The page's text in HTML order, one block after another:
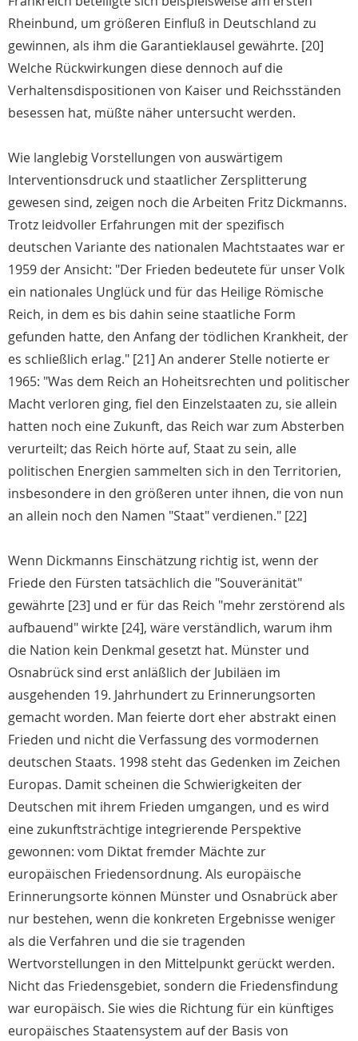
Rheinbund, um größeren Einfluß in Deutschland zu
gewinnen, als ihm die Garantieklausel gewährte. [20]
Welche Rückwirkungen diese dennoch auf die
Verhaltensdispositionen von Kaiser und Reichsständen
besessen hat, müßte näher untersucht werden.
Wie langlebig Vorstellungen von auswärtigem
Interventionsdruck und staatlicher Zersplitterung
gewesen sind, zeigen noch die Arbeiten Fritz Dickmanns.
Trotz leidvoller Erfahrungen mit der spezifisch
deutschen Variante des nationalen Machtstaates war er
1959 der Ansicht: "Der Frieden bedeutete für unser Volk
ein nationales Unglück und für das Heilige Römische
Reich, in dem es bis dahin seine staatliche Form
gefunden hatte, den Anfang der tödlichen Krankheit, der
es schließlich erlag." [21] An anderer Stelle notierte er
1965: "Was dem Reich an Hoheitsrechten und politischer
Macht verloren ging, fiel den Einzelstaaten zu, sie allein
hatten noch eine Zukunft, das Reich war zum Absterben
verurteilt; das Reich hörte auf, Staat zu sein, alle
politischen Energien sammelten sich in den Territorien,
insbesondere in den größeren unter ihnen, die von nun
an allein noch den Namen "Staat" verdienen." [22]
Wenn Dickmanns Einschätzung richtig ist, wenn der
Friede den Fürsten tatsächlich die "Souveränität"
gewährte [23] und er für das Reich "mehr zerstörend als
aufbauend" wirkte [24], wäre verständlich, warum ihm
die Nation kein Denkmal gesetzt hat. Münster und
Osnabrück sind erst anläßlich der Jubiläen im
ausgehenden 19. Jahrhundert zu Erinnerungsorten
gemacht worden. Man feierte dort eher abstrakt einen
Frieden und nicht die Verfassung des vormodernen
deutschen Staats. 1998 steht das Gedenken im Zeichen
Europas. Damit scheinen die Schwierigkeiten der
Deutschen mit ihrem Frieden umgangen, und es wird
eine zukunftsträchtige integrierende Perspektive
gewonnen: vom Diktat fremder Mächte zur
europäischen Friedensordnung. Als europäische
Erinnerungsorte können Münster und Osnabrück aber
nur bestehen, wenn die konkreten Ergebnisse weniger
als die Verfahren und die sie tragenden
Wertvorstellungen in den Mittelpunkt gerückt werden.
Nicht das Friedensgebiet, sondern die Friedensfindung
war europäisch. Sie wies die Richtung für ein künftiges
europäisches Staatensystem auf der Basis von